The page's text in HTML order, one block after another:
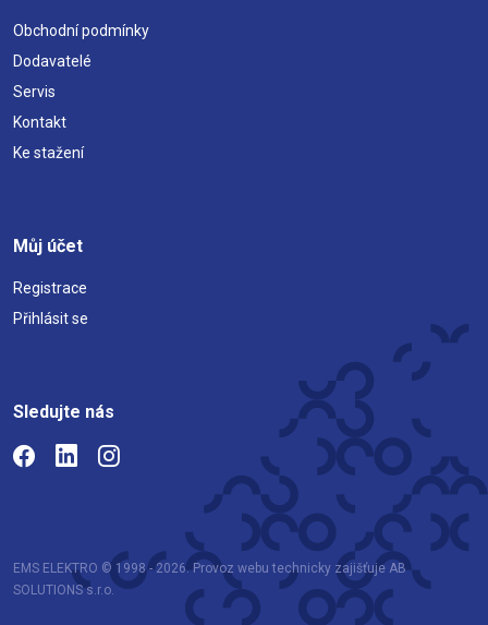
Obchodní podmínky
Dodavatelé
Servis
Kontakt
Ke stažení
Můj účet
Registrace
Přihlásit se
Sledujte nás
EMS ELEKTRO © 1998 - 2026. Provoz webu technicky zajišťuje AB
SOLUTIONS s.r.o.